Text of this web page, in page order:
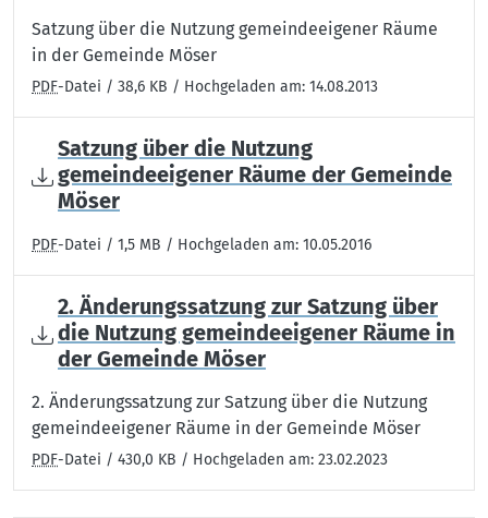
Satzung über die Nutzung gemeindeeigener Räume
in der Gemeinde Möser
PDF-Datei / 38,6 KB / Hochgeladen am: 14.08.2013
Satzung über die Nutzung
gemeindeeigener Räume der Gemeinde
Möser
PDF-Datei / 1,5 MB / Hochgeladen am: 10.05.2016
2. Änderungssatzung zur Satzung über
die Nutzung gemeindeeigener Räume in
der Gemeinde Möser
2. Änderungssatzung zur Satzung über die Nutzung
gemeindeeigener Räume in der Gemeinde Möser
PDF-Datei / 430,0 KB / Hochgeladen am: 23.02.2023